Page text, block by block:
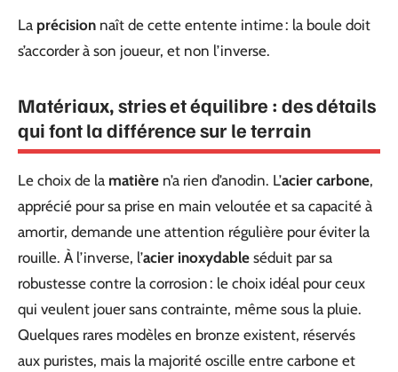
La précision naît de cette entente intime : la boule doit
s’accorder à son joueur, et non l’inverse.
Matériaux, stries et équilibre : des détails
qui font la différence sur le terrain
Le choix de la matière n’a rien d’anodin. L’acier carbone,
apprécié pour sa prise en main veloutée et sa capacité à
amortir, demande une attention régulière pour éviter la
rouille. À l’inverse, l’acier inoxydable séduit par sa
robustesse contre la corrosion : le choix idéal pour ceux
qui veulent jouer sans contrainte, même sous la pluie.
Quelques rares modèles en bronze existent, réservés
aux puristes, mais la majorité oscille entre carbone et